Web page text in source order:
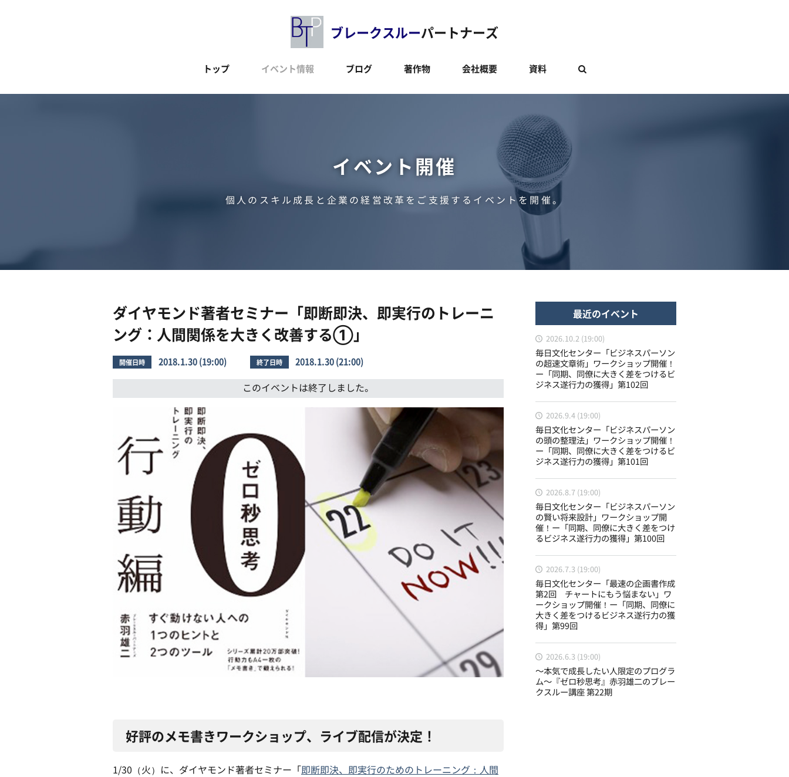
ブレークスルーパートナーズ
トップ イベント情報 ブログ 著作物 会社概要 資料 
イベント開催
個人のスキル成長と企業の経営改革をご支援するイベントを開催。
ダイヤモンド著者セミナー「即断即決、即実行のトレーニ
ング：人間関係を大きく改善する①」
開催日時 2018.1.30 (19:00) 終了日時 2018.1.30 (21:00)
このイベントは終了しました。
好評のメモ書きワークショップ、ライブ配信が決定！
1/30（火）に、ダイヤモンド著者セミナー「 即断即決、即実行のためのトレーニング：人間
最近のイベント
2026.10.2 (19:00)
毎日文化センター「ビジネスパーソン
の超速文章術」ワークショップ開催！
ー「同期、同僚に大きく差をつけるビ
ジネス遂行力の獲得」第102回
2026.9.4 (19:00)
毎日文化センター「ビジネスパーソン
の頭の整理法」ワークショップ開催！
ー「同期、同僚に大きく差をつけるビ
ジネス遂行力の獲得」第101回
2026.8.7 (19:00)
毎日文化センター「ビジネスパーソン
の賢い将来設計」ワークショップ開
催！ー「同期、同僚に大きく差をつけ
るビジネス遂行力の獲得」第100回
2026.7.3 (19:00)
毎日文化センター「最速の企画書作成
第2回 チャートにもう悩まない」ワ
ークショップ開催！ー「同期、同僚に
大きく差をつけるビジネス遂行力の獲
得」第99回
2026.6.3 (19:00)
〜本気で成長したい人限定のプログラ
ム〜『ゼロ秒思考』赤羽雄二のブレー
クスルー講座 第22期